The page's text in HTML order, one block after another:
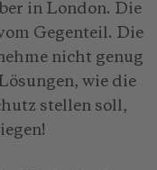
in London. Die
Gegenteil. Die
nicht genug
wie die
stellen soll,